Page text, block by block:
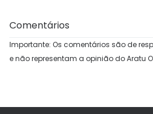
Comentários
Importante: Os comentários são de
e não representam a opinião do Aratu